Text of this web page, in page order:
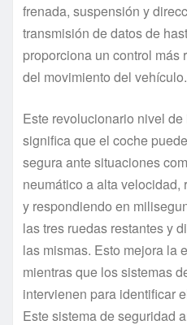
frenada, suspensión y
transmisión de datos de
proporciona un control más
del movimiento del vehículo.
Este revolucionario nivel
significa que el coche
segura ante situaciones
neumático a alta
y respondiendo en
las tres ruedas restantes y
las mismas. Esto mejora la
mientras que los sistemas
intervienen para identificar
Este sistema de seguridad